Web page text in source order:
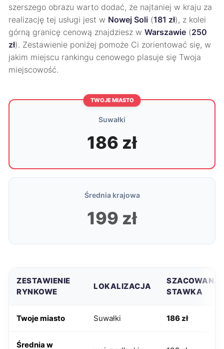
szerszego obrazu warto dodać, że najtaniej w kraju za
realizację tej usługi jest w Nowej Soli (181 zł), z kolei
górną granicę cenową znajdziesz w Warszawie (250
zł). Zestawienie poniżej pomoże Ci zorientować się, w
jakim miejscu rankingu cenowego plasuje się Twoja
miejscowość.
TWOJE MIASTO
Suwałki
186 zł
Średnia krajowa
199 zł
ZESTAWIENIE
RYNKOWE
LOKALIZACJA
SZACOWANA
STAWKA
Twoje miasto Suwałki 186 zł
Średnia w